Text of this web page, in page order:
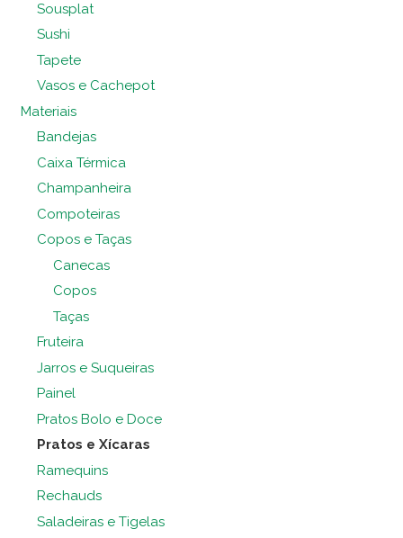
Sousplat
Sushi
Tapete
Vasos e Cachepot
Materiais
Bandejas
Caixa Térmica
Champanheira
Compoteiras
Copos e Taças
Canecas
Copos
Taças
Fruteira
Jarros e Suqueiras
Painel
Pratos Bolo e Doce
Pratos e Xícaras
Ramequins
Rechauds
Saladeiras e Tigelas